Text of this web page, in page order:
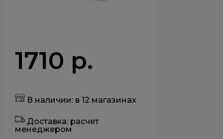
1710 р.
В наличии: в 12 магазинах
Доставка: расчет
менеджером